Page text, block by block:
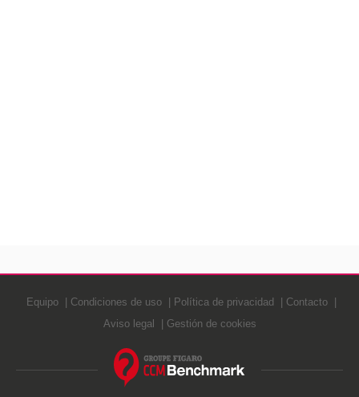
Equipo Condiciones de uso Política de privacidad
Contacto
Aviso legal
Gestión de cookies